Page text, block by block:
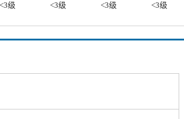
<3级 <3级 <3级 <3级